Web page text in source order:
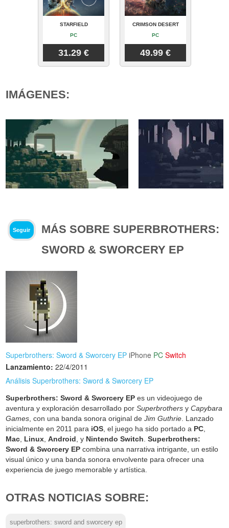
STARFIELD
PC
31.29 €
CRIMSON DESERT
PC
49.99 €
IMÁGENES:
Seguir
MÁS SOBRE SUPERBROTHERS:
SWORD & SWORCERY EP
Superbrothers: Sword & Sworcery EP iPhone PC Switch
Lanzamiento: 22/4/2011
Análisis Superbrothers: Sword & Sworcery EP
Superbrothers: Sword & Sworcery EP es un videojuego de
aventura y exploración desarrollado porSuperbrothers yCapybara
Games, con una banda sonora original deJim Guthrie. Lanzado
inicialmente en 2011 para iOS, el juego ha sido portado a PC,
Mac, Linux,Android, y Nintendo Switch.Superbrothers:
Sword & Sworcery EP combina una narrativa intrigante, un estilo
visual único y una banda sonora envolvente para ofrecer una
experiencia de juego memorable y artística.
OTRAS NOTICIAS SOBRE:
superbrothers: sword and sworcery ep